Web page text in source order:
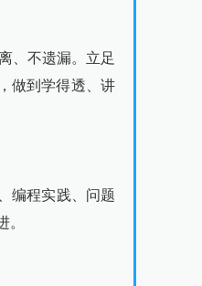
、不遗漏。立足
做到学得透、讲
编程实践、问题